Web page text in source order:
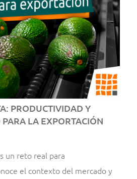
PRODUCTIVIDAD Y
LA EXPORTACIÓN
un reto real para
el contexto del mercado y